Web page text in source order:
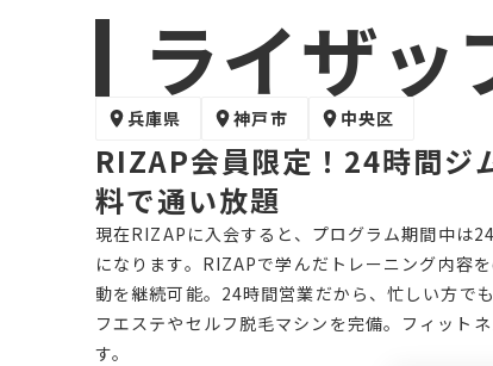
ライザッ
兵庫県 神戸市 中央区
RIZAP会員限定！24時間
料で通い放題
現在RIZAPに入会すると、プログラム期間中は
になります。RIZAPで学んだトレーニング内容
動を継続可能。24時間営業だから、忙しい方で
フエステやセルフ脱毛マシンを完備。フィット
す。